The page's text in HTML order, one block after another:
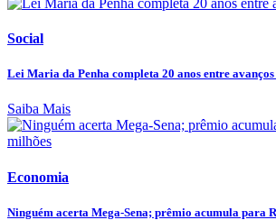
Social
Lei Maria da Penha completa 20 anos entre avanços
Saiba Mais
Economia
Ninguém acerta Mega-Sena; prêmio acumula para